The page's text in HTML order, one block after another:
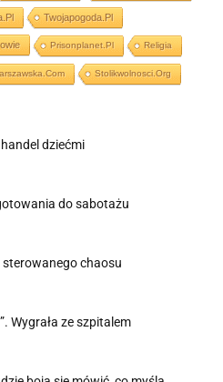
Twojapogoda.pl
Prisonplanet.pl Religia
Stolikwolnosci.org
dziećmi
do sabotażu
chaosu
Wygrała ze szpitalem